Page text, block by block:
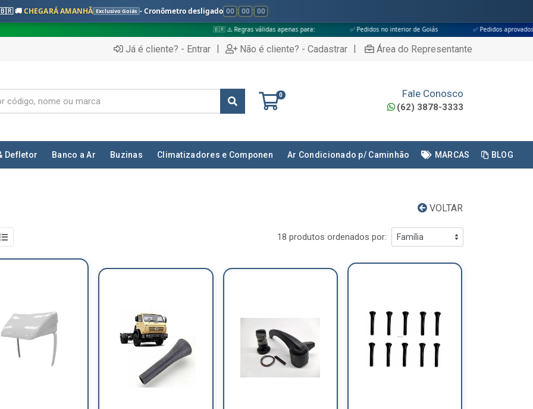
🚚CHEGARÁ AMANHÃ Exclusivo Goiás - Cronômetro desligado 00 : 00 : 00
🇧🇷 ⚠️ Regras válidas apenas para: ✅ Pedidos no interior de Goiás ✅ Pedidos aprovados até às 18h
Já é cliente? - Entrar | Não é cliente? - Cadastrar | Área do Representante
0 Fale Conosco
(62) 3878-3333
Defletor Banco a Ar Buzinas Climatizadores e Componen Ar Condicionado p/ Caminhão MARCAS BLOG
VOLTAR
18 produtos ordenados por: